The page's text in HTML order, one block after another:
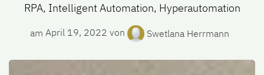
RPA, Intelligent Automation, Hyperautomation
amApril 19, 2022 von Swetlana Herrmann